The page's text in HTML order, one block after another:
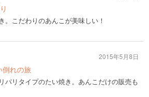
。こだわりのあんこが美味しい！
れの旅
パリタイプのたい焼き。あんこだけの販売も
2015年5月8日